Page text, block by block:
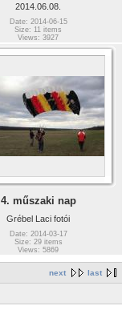
2014.06.08.
Date: 2014-06-15
Size: 11 items
Views: 3927
4. műszaki nap
Grébel Laci fotói
Date: 2014-03-17
Size: 29 items
Views: 5869
next last